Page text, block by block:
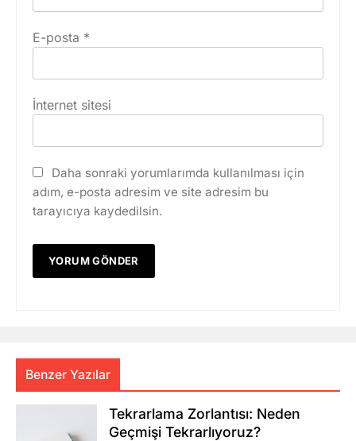
E-posta *
İnternet sitesi
Daha sonraki yorumlarımda kullanılması için
adım, e-posta adresim ve site adresim bu
tarayıcıya kaydedilsin.
Benzer Yazılar
Tekrarlama Zorlantısı: Neden
Geçmişi Tekrarlıyoruz?